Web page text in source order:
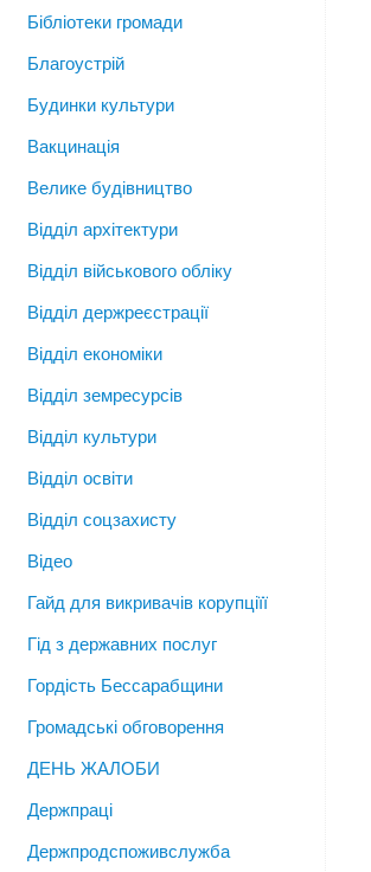
Бібліотеки громади
Благоустрій
Будинки культури
Вакцинація
Велике будівництво
Відділ архітектури
Відділ військового обліку
Відділ держреєстрації
Відділ економіки
Відділ земресурсів
Відділ культури
Відділ освіти
Відділ соцзахисту
Відео
Гайд для викривачів корупціїї
Гід з державних послуг
Гордість Бессарабщини
Громадські обговорення
ДЕНЬ ЖАЛОБИ
Держпраці
Держпродспоживслужба